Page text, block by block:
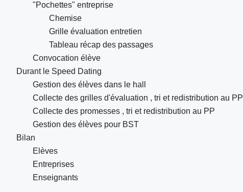
"Pochettes" entreprise
Chemise
Grille évaluation entretien
Tableau récap des passages
Convocation élève
Durant le Speed Dating
Gestion des élèves dans le hall
Collecte des grilles d'évaluation , tri et redistribution au PP
Collecte des promesses , tri et redistribution au PP
Gestion des élèves pour BST
Bilan
Elèves
Entreprises
Enseignants